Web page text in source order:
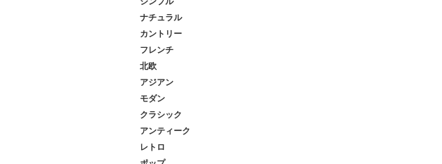
ナチュラル
カントリー
フレンチ
北欧
アジアン
モダン
クラシック
アンティーク
レトロ